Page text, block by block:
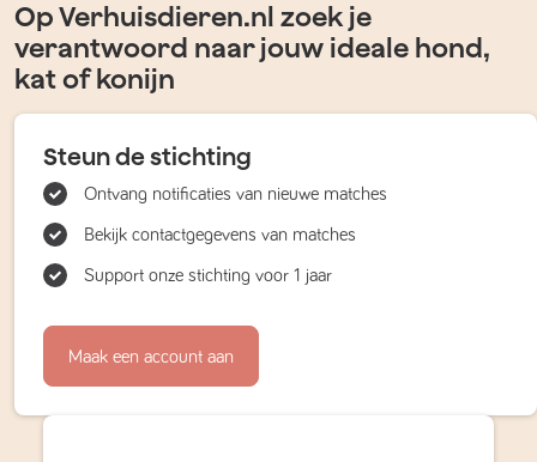
Op Verhuisdieren.nl zoek je
verantwoord naar jouw ideale hond,
kat of konijn
Steun de stichting
Ontvang notificaties van nieuwe matches
Bekijk contactgegevens van matches
Support onze stichting voor 1 jaar
Maak een account aan